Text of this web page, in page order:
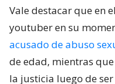
Vale destacar que en
youtuber en su
acusado de abuso
de edad, mientras
la justicia luego de ser